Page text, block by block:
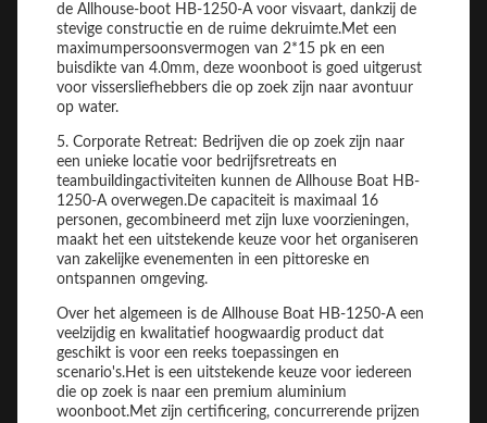
de Allhouse-boot HB-1250-A voor visvaart, dankzij de
stevige constructie en de ruime dekruimte.Met een
maximumpersoonsvermogen van 2*15 pk en een
buisdikte van 4.0mm, deze woonboot is goed uitgerust
voor vissersliefhebbers die op zoek zijn naar avontuur
op water.
5. Corporate Retreat: Bedrijven die op zoek zijn naar
een unieke locatie voor bedrijfsretreats en
teambuildingactiviteiten kunnen de Allhouse Boat HB-
1250-A overwegen.De capaciteit is maximaal 16
personen, gecombineerd met zijn luxe voorzieningen,
maakt het een uitstekende keuze voor het organiseren
van zakelijke evenementen in een pittoreske en
ontspannen omgeving.
Over het algemeen is de Allhouse Boat HB-1250-A een
veelzijdig en kwalitatief hoogwaardig product dat
geschikt is voor een reeks toepassingen en
scenario's.Het is een uitstekende keuze voor iedereen
die op zoek is naar een premium aluminium
woonboot.Met zijn certificering, concurrerende prijzen